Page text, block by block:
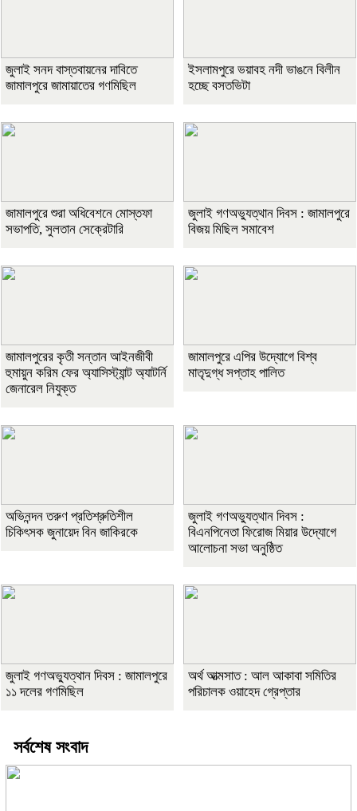
জুলাই সনদ বাস্তবায়নের দাবিতে
জামালপুরে জামায়াতের গণমিছিল
ইসলামপুরে ভয়াবহ নদী ভাঙনে বিলীন
হচ্ছে বসতভিটা
জামালপুরে শুরা অধিবেশনে মোস্তফা
সভাপতি, সুলতান সেক্রেটারি
জুলাই গণঅভ্যুত্থান দিবস : জামালপুরে
বিজয় মিছিল সমাবেশ
জামালপুরের কৃতী সন্তান আইনজীবী
হুমায়ুন করিম ফের অ্যাসিস্ট্যান্ট অ্যাটর্নি
জেনারেল নিযুক্ত
জামালপুরে এপির উদ্যোগে বিশ্ব
মাতৃদুগ্ধ সপ্তাহ পালিত
অভিনন্দন তরুণ প্রতিশ্রুতিশীল
চিকিৎসক জুনায়েদ বিন জাকিরকে
জুলাই গণঅভ্যুত্থান দিবস :
বিএনপিনেতা ফিরোজ মিয়ার উদ্যোগে
আলোচনা সভা অনুষ্ঠিত
জুলাই গণঅভ্যুত্থান দিবস : জামালপুরে
১১ দলের গণমিছিল
অর্থ আত্মসাত : আল আকাবা সমিতির
পরিচালক ওয়াহেদ গ্রেপ্তার
সর্বশেষ সংবাদ